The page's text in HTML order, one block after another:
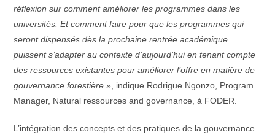
réflexion sur comment améliorer les programmes dans les
universités. Et comment faire pour que les programmes qui
seront dispensés dès la prochaine rentrée académique
puissent s’adapter au contexte d’aujourd’hui en tenant compte
des ressources existantes pour améliorer l’offre en matière de
gouvernance forestière », indique Rodrigue Ngonzo, Program
Manager, Natural ressources and governance, à FODER.
L’intégration des concepts et des pratiques de la gouvernance